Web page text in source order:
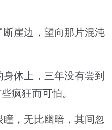
崖边，望向那片混沌
体上，三年没有尝到
疯狂而可怕。
，无比幽暗，其间忽